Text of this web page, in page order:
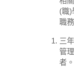
(職)
職
三
管
者。